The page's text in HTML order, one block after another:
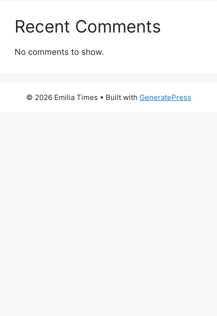
Recent Comments
No comments to show.
© 2026 Emilia Times • Built with GeneratePress